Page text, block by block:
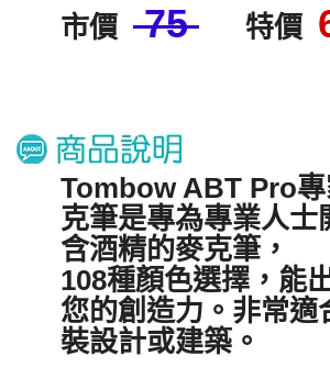
市價 75 特價
Tombow ABT Pro
克筆是專為專業人士
含酒精的麥克筆，
108種顏色選擇，能
您的創造力。非常適
裝設計或建築。